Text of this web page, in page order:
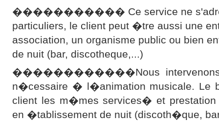
����������� Ce service ne
particuliers, le client peut �tre aussi une
association, un organisme public ou bien
de nuit (bar, discotheque,...)
������������Nous intervenons
n�cessaire � l�animation musicale. Le
client les m�mes services� et
en �tablissement de nuit (discoth�que,